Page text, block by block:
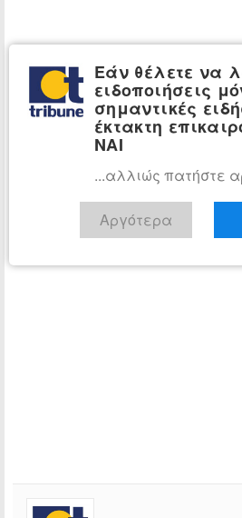
Εάν θέλετε να
ειδοποιήσεις
σημαντικές
έκτακτη
ΝΑΙ
...αλλιώς πατήστε
Αργότερα